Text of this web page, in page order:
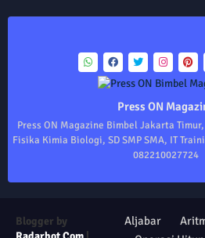
Press ON
Press ON Magazine Bimbel Jakarta
Fisika Kimia Biologi, SD SMP SMA, IT
082210027724
Blogger by
Aljabar